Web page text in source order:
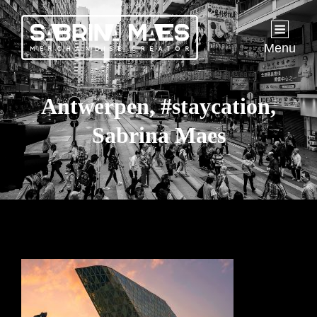
Menu
Antwerpen, #staycation,
Sabrina Maes